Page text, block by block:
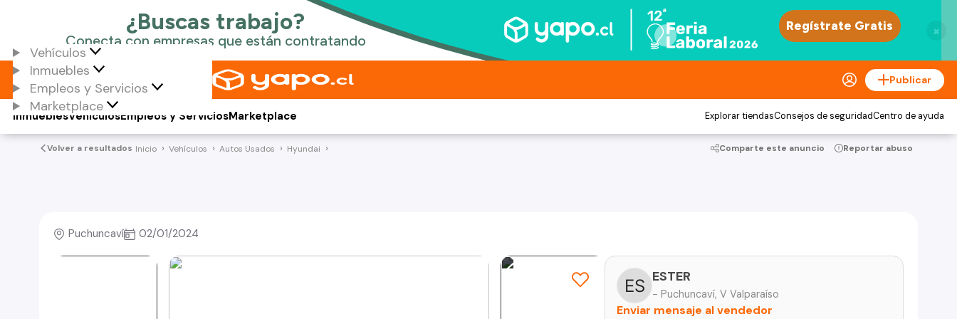
×
Vehículos
Inmuebles
Empleos y Servicios
Marketplace
Publicar
Vehículos
Inmuebles Empleos y ServiciosMarketplace Explorar tiendasConsejos de seguridadCentro de ayuda
Volver a resultados Inicio Vehículos Autos Usados Hyundai Comparte este anuncio Reportar abuso
Puchuncaví 02/01/2024
ESTER
- Puchuncaví, V Valparaíso
Enviar mensaje al vendedor